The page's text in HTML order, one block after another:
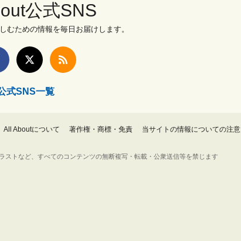
公式SNS
むための情報を毎日お届けします。
式SNS一覧
All Aboutについて 著作権・商標・免責 当サイトの情報についての注意
ストなど、すべてのコンテンツの無断複写・転載・公衆送信等を禁じます